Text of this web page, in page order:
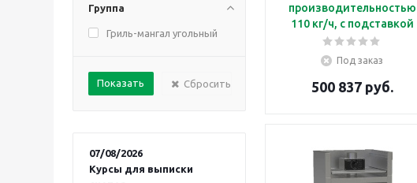
Группа
Гриль-мангал угольный
Сбросить
07/08/2026
Курсы для выписки
производительностью
110 кг/ч, с подставкой
Под заказ
500 837 руб.